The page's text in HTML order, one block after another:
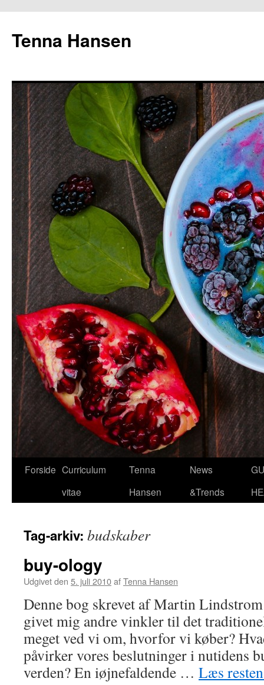
Tenna Hansen
Hop
Forside Curriculum
vitae
Tenna
Hansen
News
&Trends
Tag-arkiv: budskaber
buy-ology
Udgivet den 5. juli 2010afTenna Hansen
Denne bog skrevet af Martin
givet mig andre vinkler til det
meget ved vi om, hvorfor vi køber?
påvirker vores beslutninger i nutidens
verden? En iøjnefaldende … Læs